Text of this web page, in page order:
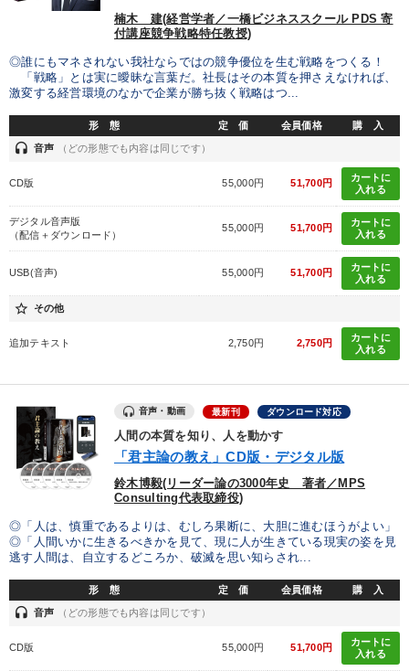
楠木 建(経営学者／一橋ビジネススクール PDS 寄
付講座競争戦略特任教授)
◎誰にもマネされない我社ならではの競争優位を生む戦略をつくる！
「戦略」とは実に曖昧な言葉だ。社長はその本質を押さえなければ、
激変する経営環境のなかで企業が勝ち抜く戦略はつ...
形 態 定 価 会員価格 購 入
headset 音声 （どの形態でも内容は同じです）
CD版 55,000円 51,700円
カートに
入れる
デジタル音声版
（配信＋ダウンロード）
55,000円 51,700円
カートに
入れる
USB(音声) 55,000円 51,700円
カートに
入れる
star_border その他
追加テキスト 2,750円 2,750円
カートに
入れる
音声・動画 最新刊 ダウンロード対応
人間の本質を知り、人を動かす
「君主論の教え」CD版・デジタル版
鈴木博毅(リーダー論の3000年史 著者／MPS
Consulting代表取締役)
◎「人は、慎重であるよりは、むしろ果断に、大胆に進むほうがよい」
◎「人間いかに生きるべきかを見て、現に人が生きている現実の姿を見
逃す人間は、自立するどころか、破滅を思い知らされ...
形 態 定 価 会員価格 購 入
headset 音声 （どの形態でも内容は同じです）
CD版 55,000円 51,700円
カートに
入れる